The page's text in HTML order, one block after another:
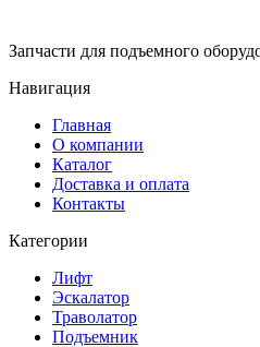
Запчасти для подъемного
Навигация
Главная
О компании
Каталог
Доставка и оплата
Контакты
Категории
Лифт
Эскалатор
Траволатор
Подъемник